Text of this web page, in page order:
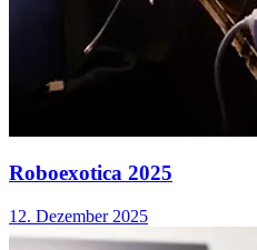
Roboexotica 2025
12. Dezember 2025